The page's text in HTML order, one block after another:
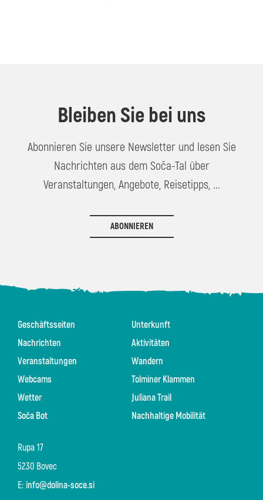
Bleiben Sie bei uns
Abonnieren Sie unsere Newsletter und lesen Sie
Nachrichten aus dem Soča-Tal über
Veranstaltungen, Angebote, Reisetipps, ...
ABONNIEREN
Rupa 17
5230 Bovec
E: info@dolina-soce.si
Geschäftsseiten
Nachrichten
Veranstaltungen
Webcams
Wetter
Soča Bot
Unterkunft
Aktivitäten
Wandern
Tolminer Klammen
Juliana Trail
Nachhaltige Mobilität